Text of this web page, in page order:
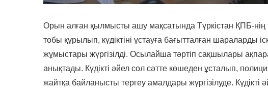
Орын алған қылмысты ашу мақсатында Түркістан ҚПБ-нің
тобы құрылып, күдіктіні ұстауға бағытталған шараларды
жұмыстары жүргізілді. Осылайша тәртіп сақшылары
анықтады. Күдікті әйел сол сәтте көшеден ұсталып, полиция
жайтқа байланысты тергеу амалдары жүргізілуде. Күдікті